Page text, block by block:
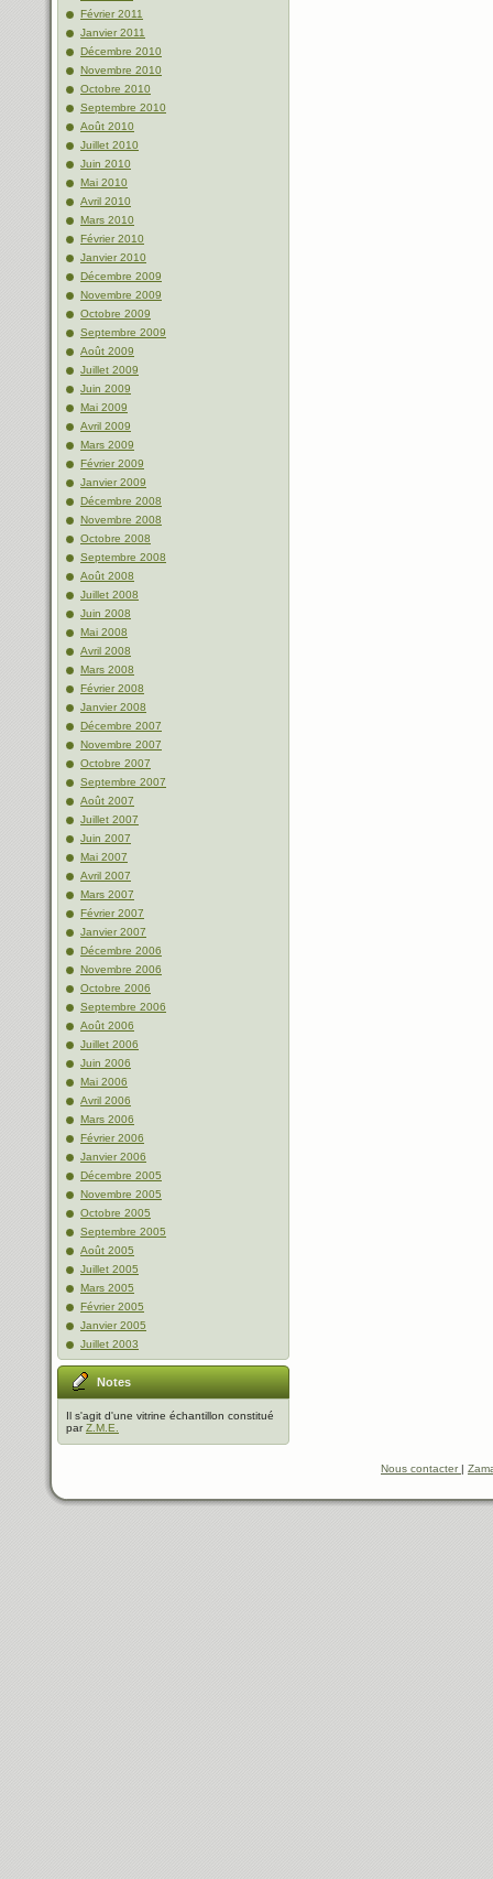
Février 2011
Janvier 2011
Décembre 2010
Novembre 2010
Octobre 2010
Septembre 2010
Août 2010
Juillet 2010
Juin 2010
Mai 2010
Avril 2010
Mars 2010
Février 2010
Janvier 2010
Décembre 2009
Novembre 2009
Octobre 2009
Septembre 2009
Août 2009
Juillet 2009
Juin 2009
Mai 2009
Avril 2009
Mars 2009
Février 2009
Janvier 2009
Décembre 2008
Novembre 2008
Octobre 2008
Septembre 2008
Août 2008
Juillet 2008
Juin 2008
Mai 2008
Avril 2008
Mars 2008
Février 2008
Janvier 2008
Décembre 2007
Novembre 2007
Octobre 2007
Septembre 2007
Août 2007
Juillet 2007
Juin 2007
Mai 2007
Avril 2007
Mars 2007
Février 2007
Janvier 2007
Décembre 2006
Novembre 2006
Octobre 2006
Septembre 2006
Août 2006
Juillet 2006
Juin 2006
Mai 2006
Avril 2006
Mars 2006
Février 2006
Janvier 2006
Décembre 2005
Novembre 2005
Octobre 2005
Septembre 2005
Août 2005
Juillet 2005
Mars 2005
Février 2005
Janvier 2005
Juillet 2003
Notes
Il s'agit d'une vitrine échantillon constitué
parZ.M.E.
Nous contacter|